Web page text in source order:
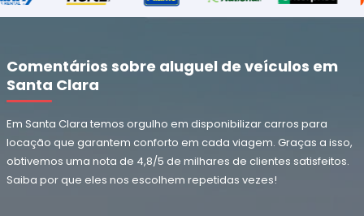
Comentários sobre aluguel de veículos em
Santa Clara
Em Santa Clara temos orgulho em disponibilizar carros para
locação que garantem conforto em cada viagem. Graças a isso,
obtivemos uma nota de 4,8/5 de milhares de clientes satisfeitos.
Saiba por que eles nos escolhem repetidas vezes!